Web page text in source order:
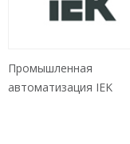
Промышленная
автоматизация IEK